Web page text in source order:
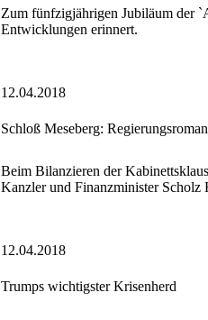
Zum fünfzigjährigen Jubiläum der
Entwicklungen erinnert.
12.04.2018
Schloß Meseberg:
Beim Bilanzieren der
Kanzler und Finanzminister Scholz
12.04.2018
Trumps wichtigster Krisenherd